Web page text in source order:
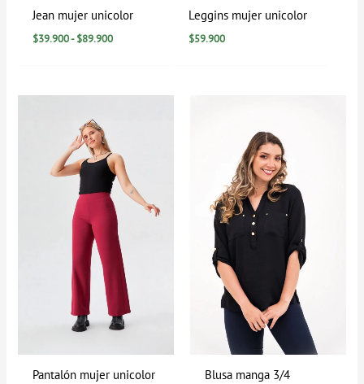
Jean mujer unicolor
$39.900- $89.900
Leggins mujer unicolor
$59.900
Pantalón mujer unicolor
Blusa manga 3/4